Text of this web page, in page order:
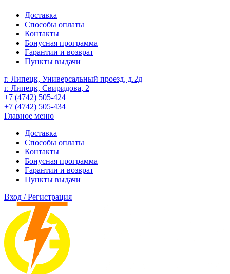
Доставка
Способы оплаты
Контакты
Бонусная программа
Гарантии и возврат
Пункты выдачи
г. Липецк, Универсальный проезд, д.2д
г. Липецк, Свиридова, 2
+7 (4742) 505-424
+7 (4742) 505-434
Главное меню
Доставка
Способы оплаты
Контакты
Бонусная программа
Гарантии и возврат
Пункты выдачи
Вход / Регистрация